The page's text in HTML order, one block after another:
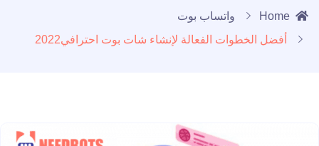
Home
واتساب بوت
أفضل الخطوات الفعالة لإنشاء شات بوت احترافي2022